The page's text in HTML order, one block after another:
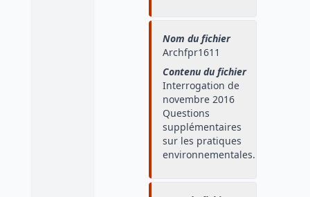
Nom du fichier
Archfpr1611
Contenu du fichier
Interrogation de
novembre 2016
Questions
supplémentaires
sur les pratiques
environnementales.